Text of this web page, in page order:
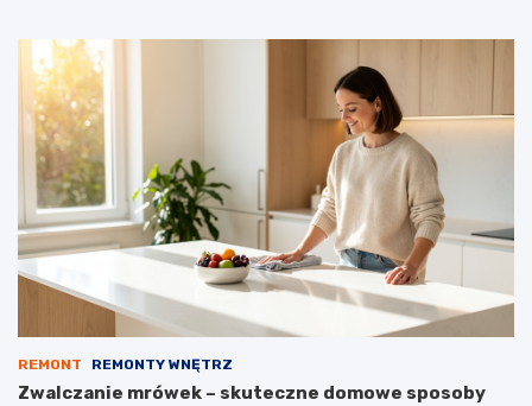
REMONT REMONTY WNĘTRZ
Zwalczanie mrówek – skuteczne domowe sposoby